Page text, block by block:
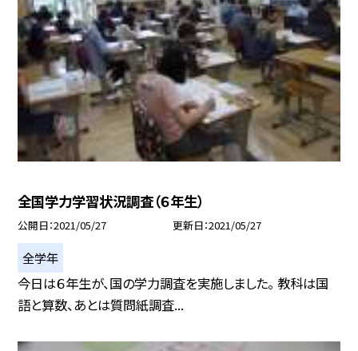
全国学力学習状況調査（６年生）
公開日 2021/05/27 更新日 2021/05/27
全学年
今日は６年生が、国の学力調査を実施しました。 教科は国
語と算数、あとは質問紙調査...